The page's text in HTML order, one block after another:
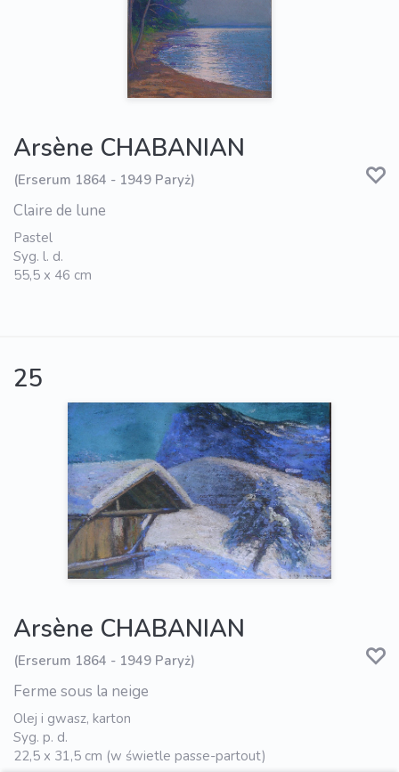
Arsène CHABANIAN
(Erserum 1864 - 1949 Paryż)
Claire de lune
Pastel
Syg. l. d.
55,5 x 46 cm
25
Arsène CHABANIAN
(Erserum 1864 - 1949 Paryż)
Ferme sous la neige
Olej i gwasz, karton
Syg. p. d.
22,5 x 31,5 cm (w świetle passe-partout)